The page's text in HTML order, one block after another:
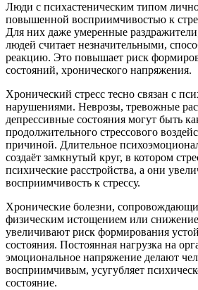
Люди с психастеническим типом
повышенной восприимчивостью к
Для них даже умеренные
людей считает незначительными,
реакцию. Это повышает риск
состояний, хронического напряжения.
Хронический стресс тесно связан с
нарушениями. Неврозы, тревожные
депрессивные состояния могут быть
продолжительного стрессового
причиной. Длительное
создаёт замкнутый круг, в котором
психические расстройства, а они
восприимчивость к стрессу.
Хронические болезни,
физическим истощением или
увеличивают риск формирования
состояния. Постоянная нагрузка на
эмоциональное напряжение делают
восприимчивым, усугубляет
состояние.